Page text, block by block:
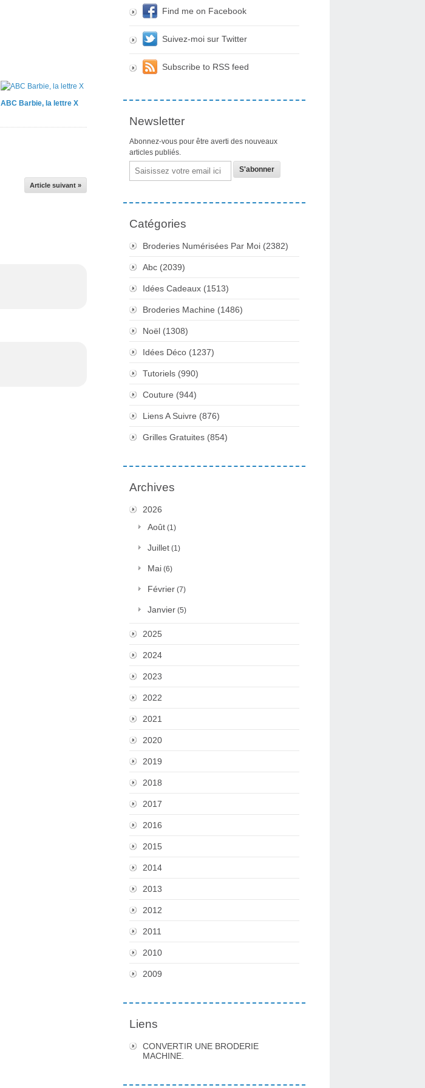
ABC Barbie, la lettre X
Article suivant »
Find me on Facebook
Suivez-moi sur Twitter
Subscribe to RSS feed
Newsletter
Abonnez-vous pour être averti des nouveaux
articles publiés.
Email
Catégories
Broderies Numérisées Par Moi (2382)
Abc (2039)
Idées Cadeaux (1513)
Broderies Machine (1486)
Noël (1308)
Idées Déco (1237)
Tutoriels (990)
Couture (944)
Liens A Suivre (876)
Grilles Gratuites (854)
Archives
2026
Août (1)
Juillet (1)
Mai (6)
Février (7)
Janvier (5)
2025
2024
2023
2022
2021
2020
2019
2018
2017
2016
2015
2014
2013
2012
2011
2010
2009
Liens
CONVERTIR UNE BRODERIE
MACHINE.